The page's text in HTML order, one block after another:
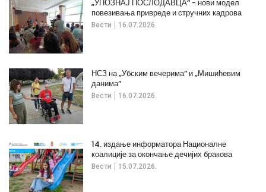
Вести 16.07.2026.
„УПОЗНАЈ ПОСЛОДАВЦА“ - нови модел
повезивања привреде и стручних кадрова
Вести 16.07.2026.
НСЗ на „Убским вечерима“ и „Мишићевим
данима“
Вести 15.07.2026.
14. издање информатора Националне
коалиције за окончање дечијих бракова